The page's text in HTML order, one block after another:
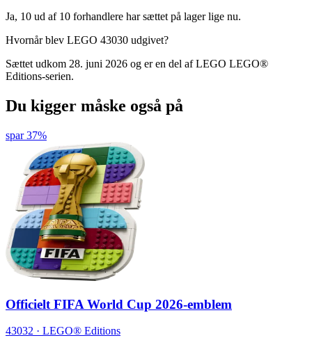
Ja, 10 ud af 10 forhandlere har sættet på lager lige nu.
Hvornår blev LEGO 43030 udgivet?
Sættet udkom 28. juni 2026 og er en del af LEGO LEGO®
Editions-serien.
Du kigger måske også på
spar 37%
Officielt FIFA World Cup 2026-emblem
43032 · LEGO® Editions